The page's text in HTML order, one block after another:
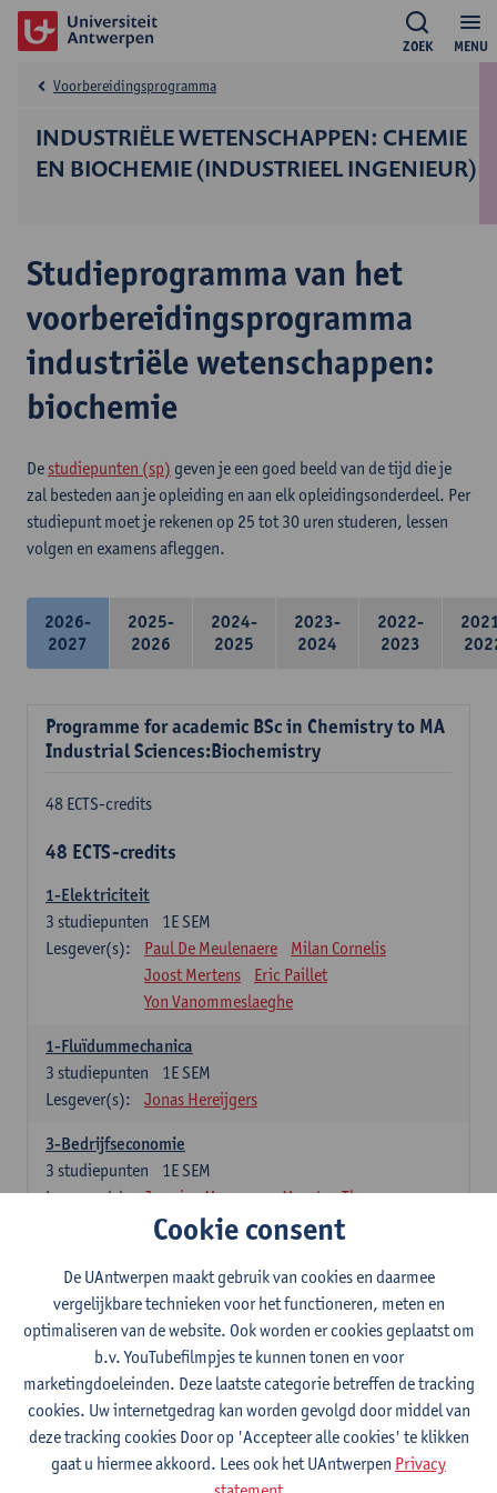
MENU
ZOEK
INDUSTRIËLE WETENSCHAPPEN: CHEMIE
EN BIOCHEMIE (INDUSTRIEEL INGENIEUR)
Voorbereidingsprogramma
Studieprogramma van het
voorbereidingsprogramma
industriële wetenschappen:
biochemie
De studiepunten (sp) geven je een goed beeld van de tijd die je
zal besteden aan je opleiding en aan elk opleidingsonderdeel. Per
studiepunt moet je rekenen op 25 tot 30 uren studeren, lessen
volgen en examens afleggen.
2026-
2027
2025-
2026
2024-
2025
2023-
2024
2022-
2023
Programme for academic BSc in Chemistry to MA
Industrial Sciences:Biochemistry
48 ECTS-credits
48 ECTS-credits
1-Elektriciteit
1E SEM
3 studiepunten
Lesgever(s):
Paul De Meulenaere
Milan Cornelis
Joost Mertens
Eric Paillet
Yon Vanommeslaeghe
1-Fluïdummechanica
1E SEM
3 studiepunten
Lesgever(s):
Jonas Hereijgers
3-Bedrijfseconomie
1E SEM
3 studiepunten
Lesgever(s):
Jasmine Meysman Maarten Thys
3-Massa- en energiebalansen
1E SEM
studiepunten
Lesgever(s):
Kevin Van Daele
3-Thermodynamica
1E SEM
studiepunten
Lesgever(s):
Ivan Verhaert
Stef Jacobs
Houssam Matbouli
Willem Vandenhove
Jitse Van Thillo
Cookie consent
De UAntwerpen maakt gebruik van cookies en daarmee
vergelijkbare technieken voor het functioneren, meten en
optimaliseren van de website. Ook worden er cookies geplaatst om
b.v. YouTubefilmpjes te kunnen tonen en voor
marketingdoeleinden. Deze laatste categorie betreffen de tracking
cookies. Uw internetgedrag kan worden gevolgd door middel van
deze tracking cookies Door op 'Accepteer alle cookies' te klikken
gaat u hiermee akkoord. Lees ook het UAntwerpen Privacy